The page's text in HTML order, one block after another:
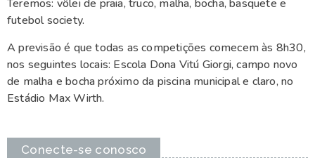
Teremos: vôlei de praia, truco, malha, bocha, basquete e
futebol society.
A previsão é que todas as competições comecem às 8h30,
nos seguintes locais: Escola Dona Vitú Giorgi, campo novo
de malha e bocha próximo da piscina municipal e claro, no
Estádio Max Wirth.
Conecte-se conosco